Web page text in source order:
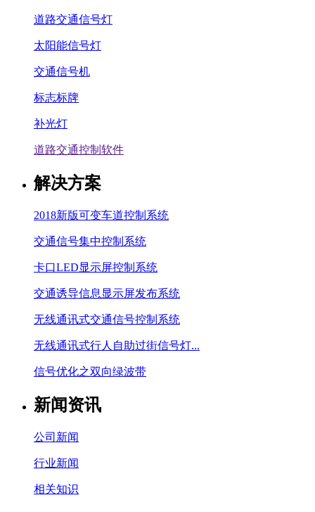
道路交通信号灯
太阳能信号灯
交通信号机
标志标牌
补光灯
道路交通控制软件
解决方案
2018新版可变车道控制系统
交通信号集中控制系统
卡口LED显示屏控制系统
交通诱导信息显示屏发布系统
无线通讯式交通信号控制系统
无线通讯式行人自助过街信号灯...
信号优化之双向绿波带
新闻资讯
公司新闻
行业新闻
相关知识